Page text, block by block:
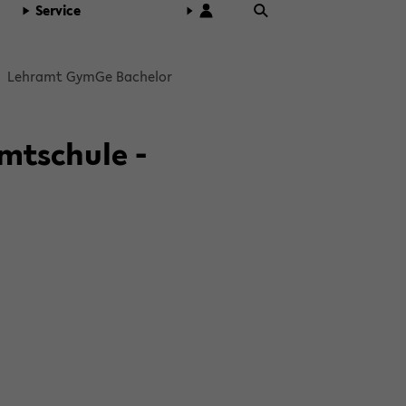
Ser­vice
Lehr­amt GymGe Ba­che­lor